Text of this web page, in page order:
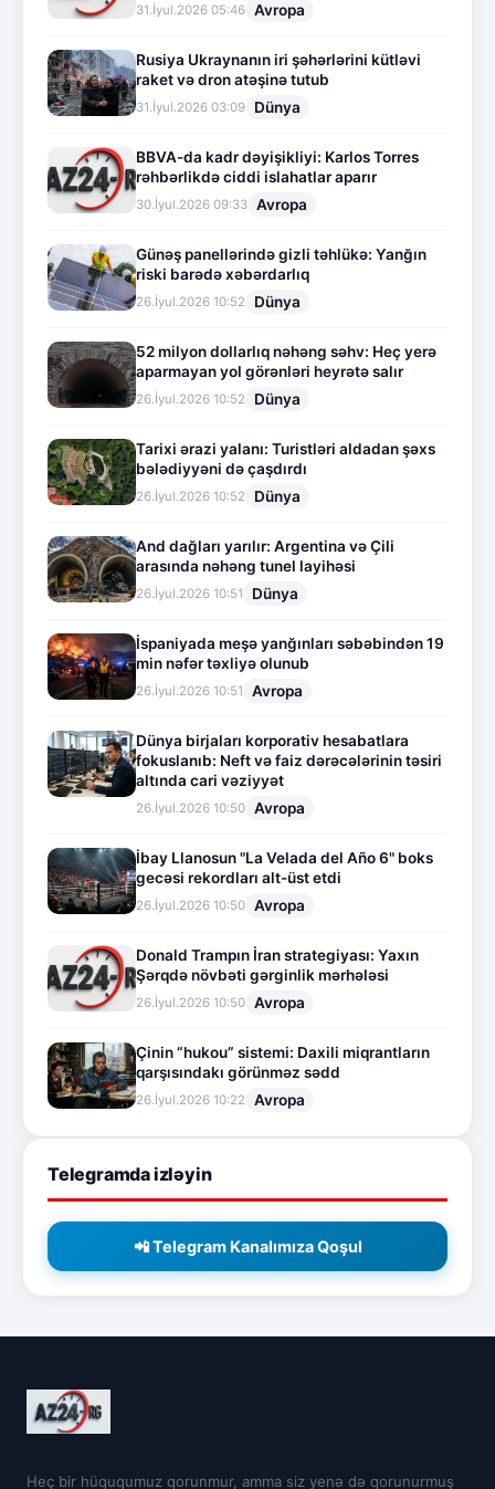
31.İyul.2026 05:46 Avropa
Rusiya Ukraynanın iri şəhərlərini kütləvi
raket və dron atəşinə tutub
31.İyul.2026 03:09 Dünya
BBVA-da kadr dəyişikliyi: Karlos Torres
rəhbərlikdə ciddi islahatlar aparır
30.İyul.2026 09:33 Avropa
Günəş panellərində gizli təhlükə: Yanğın
riski barədə xəbərdarlıq
26.İyul.2026 10:52 Dünya
52 milyon dollarlıq nəhəng səhv: Heç yerə
aparmayan yol görənləri heyrətə salır
26.İyul.2026 10:52 Dünya
Tarixi ərazi yalanı: Turistləri aldadan şəxs
bələdiyyəni də çaşdırdı
26.İyul.2026 10:52 Dünya
And dağları yarılır: Argentina və Çili
arasında nəhəng tunel layihəsi
26.İyul.2026 10:51 Dünya
İspaniyada meşə yanğınları səbəbindən 19
min nəfər təxliyə olunub
26.İyul.2026 10:51 Avropa
Dünya birjaları korporativ hesabatlara
fokuslanıb: Neft və faiz dərəcələrinin təsiri
altında cari vəziyyət
26.İyul.2026 10:50 Avropa
İbay Llanosun "La Velada del Año 6" boks
gecəsi rekordları alt-üst etdi
26.İyul.2026 10:50 Avropa
Donald Trampın İran strategiyası: Yaxın
Şərqdə növbəti gərginlik mərhələsi
26.İyul.2026 10:50 Avropa
Çinin “hukou” sistemi: Daxili miqrantların
qarşısındakı görünməz sədd
26.İyul.2026 10:22 Avropa
Telegramda izləyin
📲 Telegram Kanalımıza Qoşul
Heç bir hüququmuz qorunmur, amma siz yenə də qorunurmuş